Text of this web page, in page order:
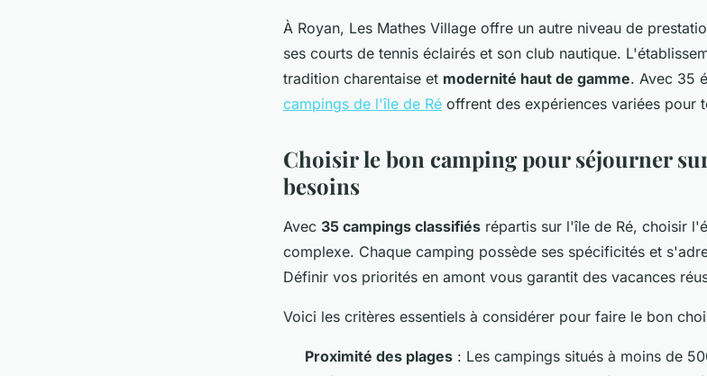
À Royan, Les Mathes Village offre un autre niveau de
ses courts de tennis éclairés et son club nautique.
tradition charentaise et modernité haut de gamme. Avec 35
campings de l'île de Ré offrent des expériences variées pour
Choisir le bon camping pour séjourner
besoins
Avec 35 campings classifiés répartis sur l'île de Ré, choisir
complexe. Chaque camping possède ses spécificités et
Définir vos priorités en amont vous garantit des vacances
Voici les critères essentiels à considérer pour faire le bon
Proximité des plages : Les campings situés à moins de